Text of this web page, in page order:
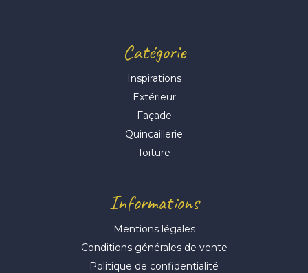
Catégorie
Inspirations
Extérieur
Façade
Quincaillerie
Toiture
Informations
Mentions légales
Conditions générales de vente
Politique de confidentialité